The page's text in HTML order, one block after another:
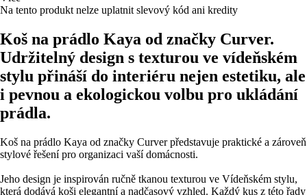
Na tento produkt nelze uplatnit slevový kód ani kredity
Koš na prádlo Kaya od značky Curver.
Udržitelný design s texturou ve vídeňském
stylu přináší do interiéru nejen estetiku, ale
i pevnou a ekologickou volbu pro ukládání
prádla.
Koš na prádlo Kaya od značky Curver představuje praktické a zároveň
stylové řešení pro organizaci vaší domácnosti.
Jeho design je inspirován ručně tkanou texturou ve Vídeňském stylu,
která dodává koši elegantní a nadčasový vzhled. Každý kus z této řady